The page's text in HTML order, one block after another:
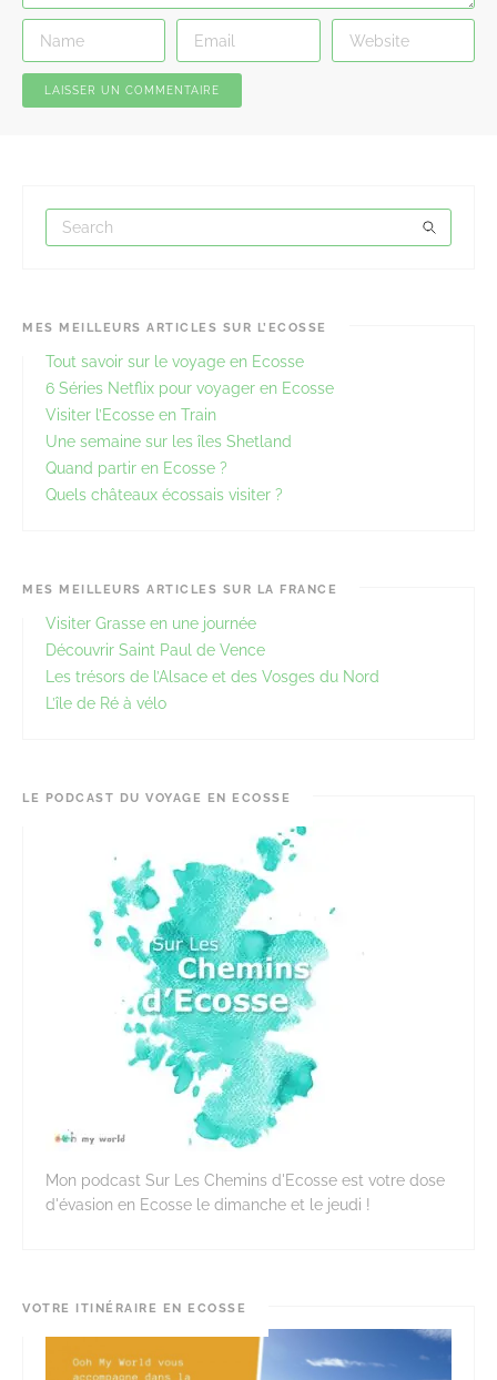
MES MEILLEURS ARTICLES SUR L’ECOSSE
Tout savoir sur le voyage en Ecosse
6 Séries Netflix pour voyager en Ecosse
Visiter l’Ecosse en Train
Une semaine sur les îles Shetland
Quand partir en Ecosse ?
Quels châteaux écossais visiter ?
MES MEILLEURS ARTICLES SUR LA FRANCE
Visiter Grasse en une journée
Découvrir Saint Paul de Vence
Les trésors de l’Alsace et des Vosges du Nord
L’île de Ré à vélo
LE PODCAST DU VOYAGE EN ECOSSE
Mon podcast Sur Les Chemins d'Ecosse est votre dose
d'évasion en Ecosse le dimanche et le jeudi !
VOTRE ITINÉRAIRE EN ECOSSE